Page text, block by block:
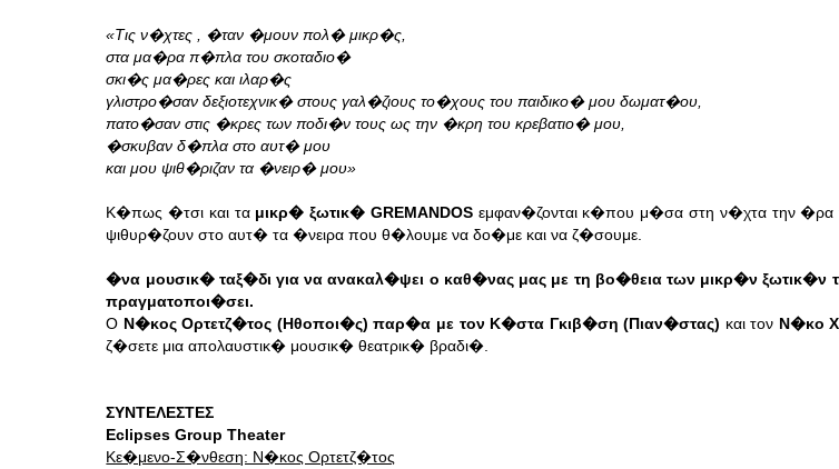
«Τις ν�χτες , �ταν �μουν πολ� μικρ�ς,
στα μα�ρα π�πλα του σκοταδιο�
σκι�ς μα�ρες και ιλαρ�ς
γλιστρο�σαν δεξιοτεχνικ� στους γαλ�ζιους το�χους του παιδικο� μου δωματ�ου,
πατο�σαν στις �κρες των ποδι�ν τους ως την �κρη του κρεβατιο� μου,
�σκυβαν δ�πλα στο αυτ� μου
και μου ψιθ�ριζαν τα �νειρ� μου»
Κ�πως �τσι και τα μικρ� ξωτικ� GREMANDOSεμφαν�ζονται κ�που μ�σα στη ν�χτα την �ρα
ψιθυρ�ζουν στο αυτ� τα �νειρα που θ�λουμε να δο�με και να ζ�σουμε.
�να μουσικ� ταξ�δι για να ανακαλ�ψει ο καθ�νας μας με τη βο�θεια των μικρ�ν ξωτικ�ν
πραγματοποι�σει.
Ο Ν�κος Ορτετζ�τος (Ηθοποι�ς) παρ�α με τον Κ�στα Γκιβ�ση (Πιαν�στας) και τον Ν�κο
ζ�σετε μια απολαυστικ� μουσικ� θεατρικ� βραδι�.
ΣΥΝΤΕΛΕΣΤΕΣ
Eclipses Group Theater
Κε�μενο-Σ�νθεση: Ν�κος Ορτετζ�τος